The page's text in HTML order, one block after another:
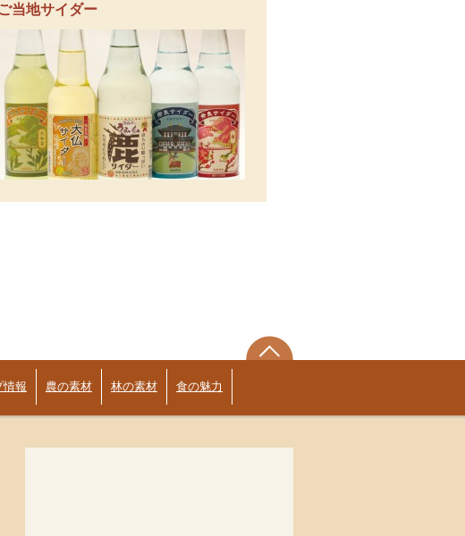
ご当地サイダー
情報 農の素材 林の素材 食の魅力